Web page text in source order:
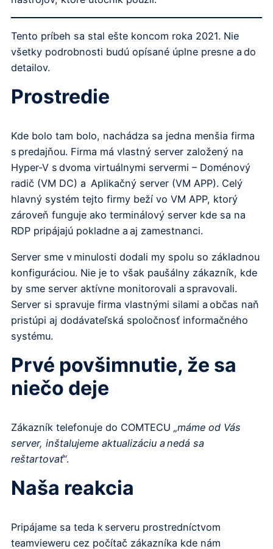
Tento príbeh sa stal ešte koncom roka 2021. Nie
všetky podrobnosti budú opísané úplne presne a do
detailov.
Prostredie
Kde bolo tam bolo, nachádza sa jedna menšia firma
s predajňou. Firma má vlastný server založený na
Hyper-V s dvoma virtuálnymi servermi – Doménový
radič (VM DC) a Aplikačný server (VM APP). Celý
hlavný systém tejto firmy beží vo VM APP, ktorý
zároveň funguje ako terminálový server kde sa na
RDP pripájajú pokladne a aj zamestnanci.
Server sme v minulosti dodali my spolu so základnou
konfiguráciou. Nie je to však paušálny zákazník, kde
by sme server aktívne monitorovali a spravovali.
Server si spravuje firma vlastnými silami a občas naň
pristúpi aj dodávateľská spoločnosť informačného
systému.
Prvé povšimnutie, že sa
niečo deje
Zákazník telefonuje do COMTECU „máme od Vás
server, inštalujeme aktualizáciu a nedá sa
reštartovať“.
Naša reakcia
Pripájame sa teda k serveru prostredníctvom
teamvieweru cez počítač zákazníka kde nám